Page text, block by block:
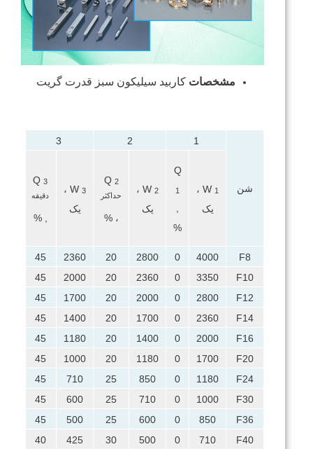
مشخصات کاربید سیلیکون سبز قدرت گریت
شن
1
2
3
W 1
،
یک
Q
1
%
W 2
،
یک
Q 2
حداکثر
، %
W 3
،
یک
Q 3
دقیقه
, %
F8
4000
0
2800
20
2360
45
F10
3350
0
2360
20
2000
45
F12
2800
0
2000
20
1700
45
F14
2360
0
1700
20
1400
45
F16
2000
0
1400
20
1180
45
F20
1700
0
1180
20
1000
45
F24
1180
0
850
25
710
45
F30
1000
0
710
25
600
45
F36
850
0
600
25
500
45
F40
710
0
500
30
425
40